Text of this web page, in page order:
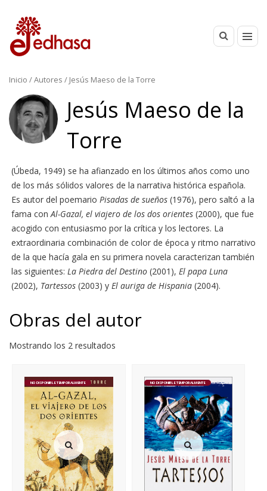
Inicio / Autores / Jesús Maeso de la Torre
Jesús Maeso de la
Torre
(Úbeda, 1949) se ha afianzado en los últimos años como uno
de los más sólidos valores de la narrativa histórica española.
Es autor del poemario Pisadas de sueños (1976), pero saltó a la
fama conAl-Gazal, el viajero de los dos orientes (2000), que fue
acogido con entusiasmo por la crítica y los lectores. La
extraordinaria combinación de color de época y ritmo narrativo
de la que hacía gala en su primera novela caracterizan también
las siguientes: La Piedra del Destino (2001), El papa Luna
(2002), Tartessos (2003) y El auriga de Hispania (2004).
Obras del autor
Mostrando los 2 resultados
NO DISPONIBLE TEMPORALMENTE NO DISPONIBLE TEMPORALMENTE